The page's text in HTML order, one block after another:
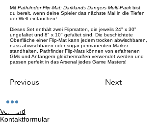
Mit Pathifnder Flip-Mat: Darklands Dangers Multi-Pack bist
du bereit, wenn deine Spieler das nächste Mal in die Tiefen
der Welt eintauchen!
Dieses Set enthält zwei Flipmatten, die jeweils 24" x 30"
ungefaltet und 8" x 10" gefaltet sind. Die beschichtete
Oberfläche einer Flip-Mat kann jedem trocken abwischbaren,
nass abwischbaren oder sogar permanenten Marker
standhalten. Pathfinder Flip-Mats können von erfahrenen
GMs und Anfängern gleichermaßen verwendet werden und
passen perfekt in das Arsenal jedes Game Masters!
Previous Next
Versand
Kontaktformular